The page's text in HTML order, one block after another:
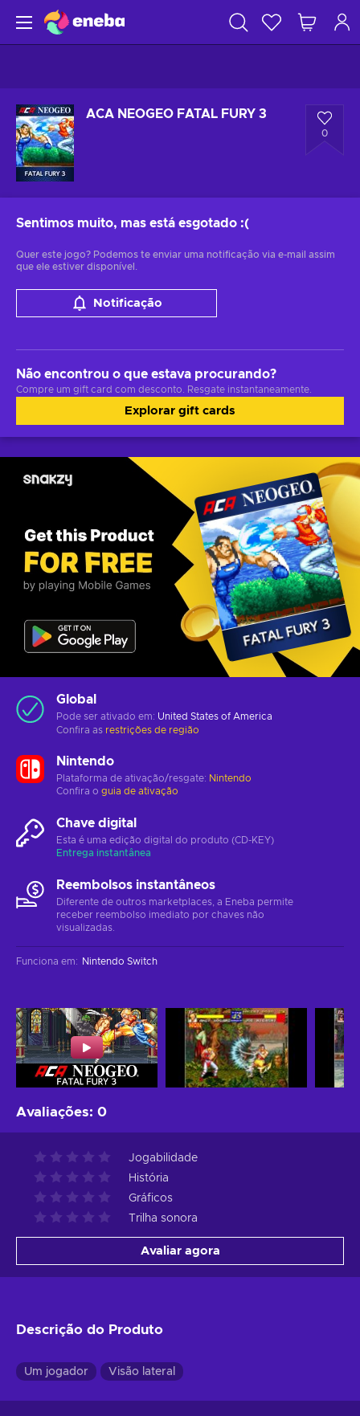
ACA NEOGEO FATAL FURY 3
0
Sentimos muito, mas está esgotado :(
Quer este jogo? Podemos te enviar uma notificação via e-mail assim
que ele estiver disponível.
Notificação
Não encontrou o que estava procurando?
Compre um gift card com desconto. Resgate instantaneamente.
Explorar gift cards
Global
Pode ser ativado em: United States of America
Confira as restrições de região
Nintendo
Plataforma de ativação/resgate: Nintendo
Confira o guia de ativação
Chave digital
Esta é uma edição digital do produto (CD-KEY)
Entrega instantânea
Reembolsos instantâneos
Diferente de outros marketplaces, a Eneba permite
receber reembolso imediato por chaves não
visualizadas.
Funciona em: Nintendo Switch
Avaliações: 0
Jogabilidade
História
Gráficos
Trilha sonora
Avaliar agora
Descrição do Produto
Um jogador Visão lateral